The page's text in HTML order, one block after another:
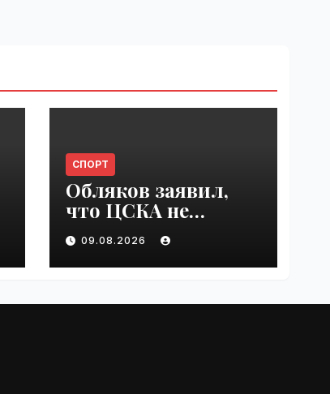
СПОРТ
Обляков заявил,
что ЦСКА не
хватает Акинфеева
| VseTime.ru
09.08.2026